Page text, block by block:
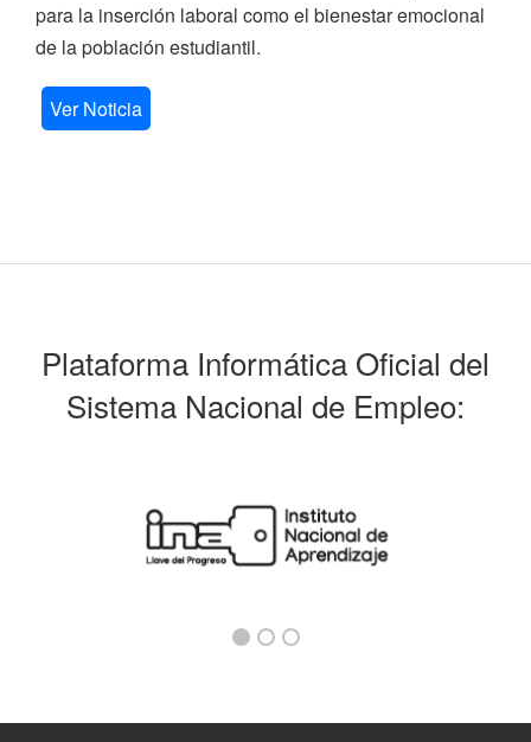
para la inserción laboral como el bienestar emocional
de la población estudiantil.
Ver Noticia
Plataforma Informática Oficial del
Sistema Nacional de Empleo: